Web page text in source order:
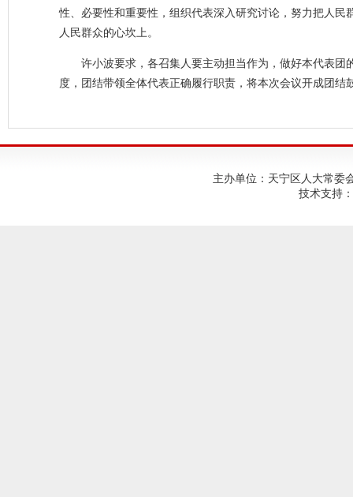
性、必要性和重要性，组织代表深入研究讨论，努力把人
人民群众的心坎上。
许小波要求，各召集人要主动担当作为，做好本代表
度，团结带领全体代表正确履行职责，将本次会议开成团结
主办单位：天宁区人大常委
技术支持